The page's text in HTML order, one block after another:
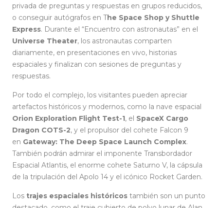
privada de preguntas y respuestas en grupos reducidos,
o conseguir autógrafos en The Space Shop y Shuttle
Express. Durante el “Encuentro con astronautas” en el
Universe Theater, los astronautas comparten
diariamente, en presentaciones en vivo, historias
espaciales y finalizan con sesiones de preguntas y
respuestas.
Por todo el complejo, los visitantes pueden apreciar
artefactos históricos y modernos, como la nave espacial
Orion Exploration Flight Test-1, el SpaceX Cargo
Dragon COTS-2, y el propulsor del cohete Falcon 9
en Gateway: The Deep Space Launch Complex.
También podrán admirar el imponente Transbordador
Espacial Atlantis, el enorme cohete Saturno V, la cápsula
de la tripulación del Apolo 14 y el icónico Rocket Garden.
Los trajes espaciales históricos también son un punto